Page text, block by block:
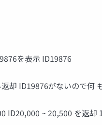
を表示 ID19876
却 ID19876がないので何
ID20,000 ~ 20,500 を返却